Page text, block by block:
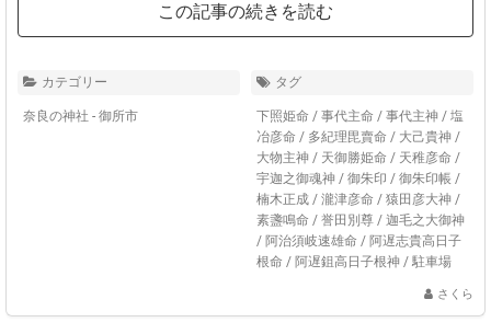
この記事の続きを読む
カテゴリー
奈良の神社 - 御所市
タグ
下照姫命 / 事代主命 / 事代主神 / 塩
冶彦命 / 多紀理毘賣命 / 大己貴神 /
大物主神 / 天御勝姫命 / 天稚彦命 /
宇迦之御魂神 / 御朱印 / 御朱印帳 /
楠木正成 / 瀧津彦命 / 猿田彦大神 /
素盞鳴命 / 誉田別尊 / 迦毛之大御神
/ 阿治須岐速雄命 / 阿遅志貴高日子
根命 / 阿遅鉏高日子根神 / 駐車場
さくら